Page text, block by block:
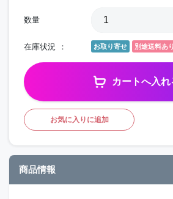
数量
在庫状況 お取り寄せ 別途送料あり
カートへ入れ
お気に入りに追加
商品情報